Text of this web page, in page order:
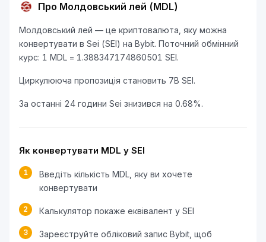
Про Молдовський лей (MDL)
Молдовський лей — це криптовалюта, яку можна
конвертувати в Sei (SEI) на Bybit. Поточний обмінний
курс: 1 MDL = 1.388347174860501 SEI.
Циркулююча пропозиція становить 7B SEI.
За останні 24 години Sei знизився на 0.68%.
Як конвертувати MDL у SEI
1
Введіть кількість MDL, яку ви хочете
конвертувати
2 Калькулятор покаже еквівалент у SEI
3
Зареєструйте обліковий запис Bybit, щоб